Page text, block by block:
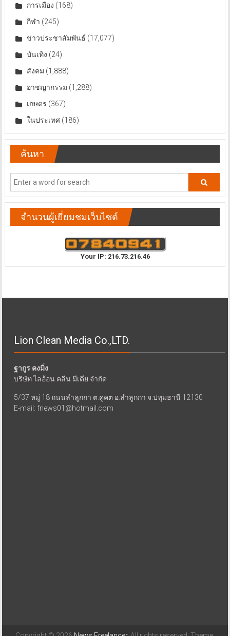
การเมือง (168)
กีฬา (245)
ข่าวประชาสัมพันธ์ (17,077)
บันเทิง (24)
สังคม (1,888)
อาชญากรรม (1,288)
เกษตร (367)
ในประเทศ(186)
ค้นหา
จำนวนผู้เยี่ยมชมเว็บไซต์
Your IP: 216.73.216.46
Lion Clean Media Co.,LTD.
ฐากูร คงมิ่ง
บริษัท ไลอ้อน คลีน มีเดีย จำกัด
5/37 หมู่ 18 ถนนลำลูกกา ต.คูคต อ.ลำลูกกา จ.ปทุมธานี 12130
E-mail: fnews01@hotmail.com